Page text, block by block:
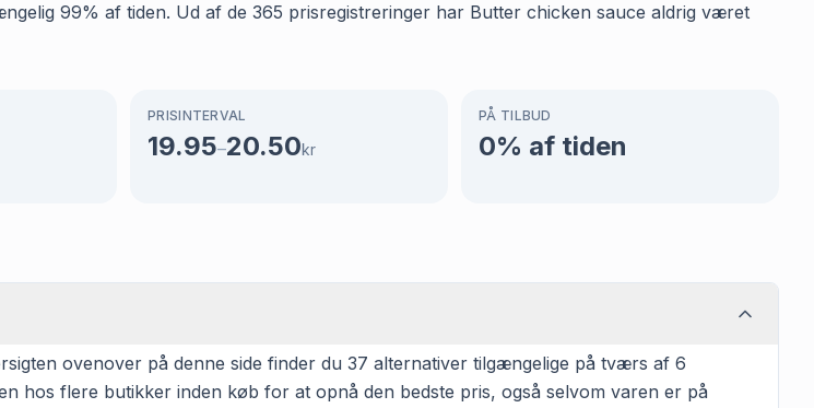
99% af tiden. Ud af de 365 prisregistreringer har Butter chicken sauce aldrig været
PRISINTERVAL
19.95–20.50kr
PÅ TILBUD
0% af tiden
ovenover på denne side finder du 37 alternativer tilgængelige på tværs af 6
hos flere butikker inden køb for at opnå den bedste pris, også selvom varen er på